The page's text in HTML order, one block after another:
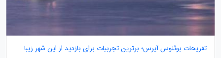
تفریحات بوئنوس آیرس؛ برترین تجربیات برای بازدید از این شهر زیبا